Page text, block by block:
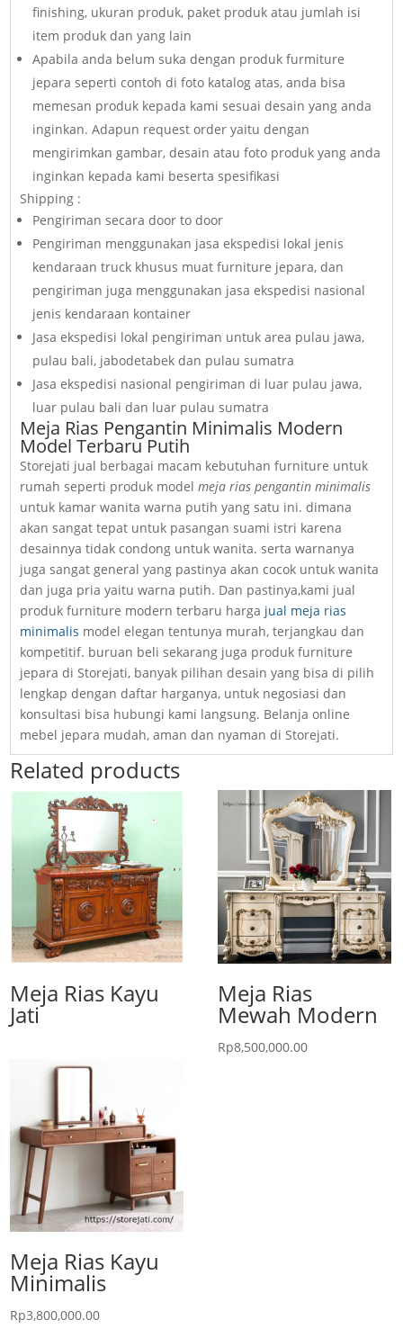
finishing, ukuran produk, paket produk atau jumlah isi
item produk dan yang lain
Apabila anda belum suka dengan produk furmiture
jepara seperti contoh di foto katalog atas, anda bisa
memesan produk kepada kami sesuai desain yang anda
inginkan. Adapun request order yaitu dengan
mengirimkan gambar, desain atau foto produk yang anda
inginkan kepada kami beserta spesifikasi
Shipping :
Pengiriman secara door to door
Pengiriman menggunakan jasa ekspedisi lokal jenis
kendaraan truck khusus muat furniture jepara, dan
pengiriman juga menggunakan jasa ekspedisi nasional
jenis kendaraan kontainer
Jasa ekspedisi lokal pengiriman untuk area pulau jawa,
pulau bali, jabodetabek dan pulau sumatra
Jasa ekspedisi nasional pengiriman di luar pulau jawa,
luar pulau bali dan luar pulau sumatra
Meja Rias Pengantin Minimalis Modern
Model Terbaru Putih
Storejati jual berbagai macam kebutuhan furniture untuk
rumah seperti produk modelmeja rias pengantin minimalis
untuk kamar wanita warna putih yang satu ini. dimana
akan sangat tepat untuk pasangan suami istri karena
desainnya tidak condong untuk wanita. serta warnanya
juga sangat general yang pastinya akan cocok untuk wanita
dan juga pria yaitu warna putih. Dan pastinya,kami jual
produk furniture modern terbaru harga jual meja rias
minimalis model elegan tentunya murah, terjangkau dan
kompetitif. buruan beli sekarang juga produk furniture
jepara di Storejati, banyak pilihan desain yang bisa di pilih
lengkap dengan daftar harganya, untuk negosiasi dan
konsultasi bisa hubungi kami langsung. Belanja online
mebel jepara mudah, aman dan nyaman di Storejati.
Related products
Meja Rias Kayu
Jati
Meja Rias
Mewah Modern
Rp8,500,000.00
Meja Rias Kayu
Minimalis
Rp3,800,000.00